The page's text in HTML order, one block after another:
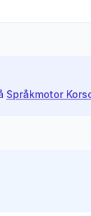
Språkmotor